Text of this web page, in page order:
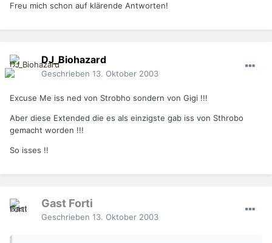
Freu mich schon auf klärende Antworten!
DJ_Biohazard
Geschrieben 13. Oktober 2003
Excuse Me iss ned von Strobho sondern von Gigi !!!
Aber diese Extended die es als einzigste gab iss von Sthrobo
gemacht worden !!!
So isses !!
Gast Forti
Geschrieben 13. Oktober 2003